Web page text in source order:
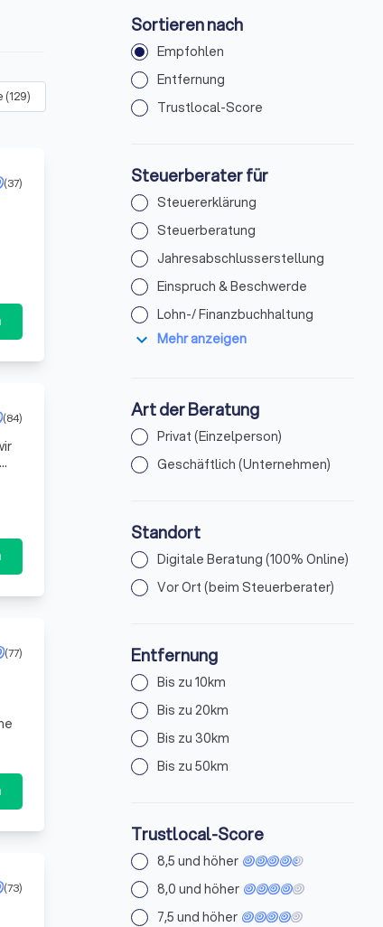
(129) Lohn-/ Finanzbuchhaltung
(37)
(84)
(77)
(73)
Sortieren nach
Empfohlen
Entfernung
Trustlocal-Score
Steuerberater für
Steuererklärung
Steuerberatung
Jahresabschlusserstellung
Einspruch & Beschwerde
Lohn-/ Finanzbuchhaltung
expand_more Mehr anzeigen
Art der Beratung
Privat (Einzelperson)
Geschäftlich (Unternehmen)
Standort
Digitale Beratung (100% Online)
Vor Ort (beim Steuerberater)
Entfernung
Bis zu 10km
Bis zu 20km
Bis zu 30km
Bis zu 50km
Trustlocal-Score
8,5 und höher
8,0 und höher
7,5 und höher